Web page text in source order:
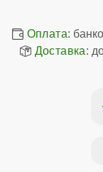
Оплата:
Доставка: